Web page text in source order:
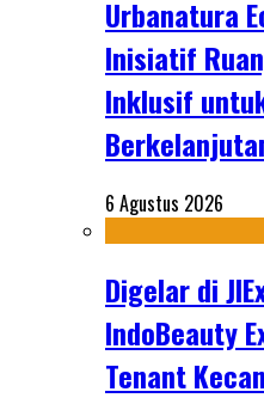
Urbanatura
Inisiatif
Inklusif
6 Agustus 2026
Digelar di
IndoBeauty
Tenant